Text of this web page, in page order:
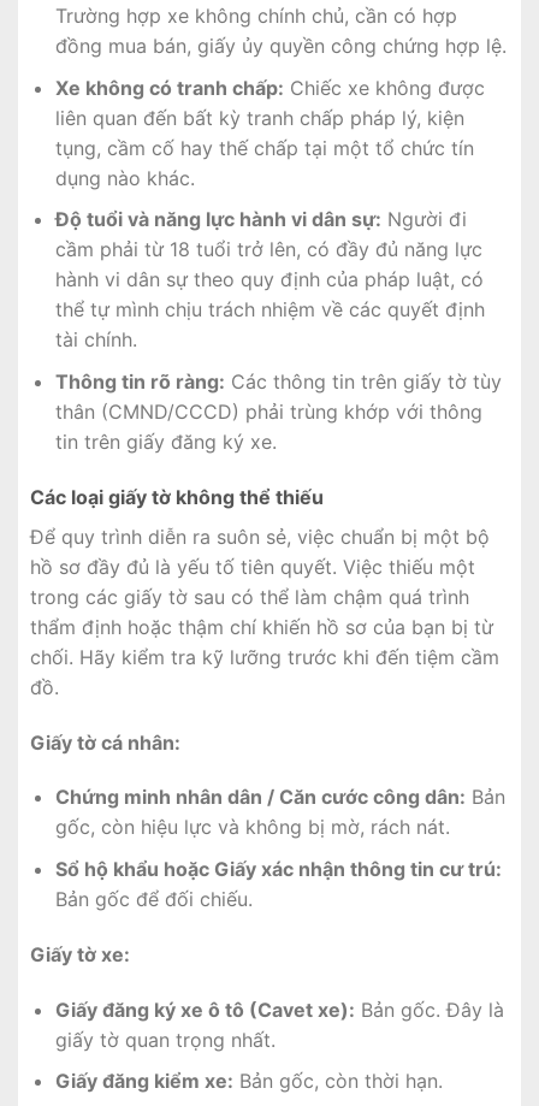
Trường hợp xe không chính chủ, cần có hợp
đồng mua bán, giấy ủy quyền công chứng hợp lệ.
Xe không có tranh chấp: Chiếc xe không được
liên quan đến bất kỳ tranh chấp pháp lý, kiện
tụng, cầm cố hay thế chấp tại một tổ chức tín
dụng nào khác.
Độ tuổi và năng lực hành vi dân sự: Người đi
cầm phải từ 18 tuổi trở lên, có đầy đủ năng lực
hành vi dân sự theo quy định của pháp luật, có
thể tự mình chịu trách nhiệm về các quyết định
tài chính.
Thông tin rõ ràng: Các thông tin trên giấy tờ tùy
thân (CMND/CCCD) phải trùng khớp với thông
tin trên giấy đăng ký xe.
Các loại giấy tờ không thể thiếu
Để quy trình diễn ra suôn sẻ, việc chuẩn bị một bộ
hồ sơ đầy đủ là yếu tố tiên quyết. Việc thiếu một
trong các giấy tờ sau có thể làm chậm quá trình
thẩm định hoặc thậm chí khiến hồ sơ của bạn bị từ
chối. Hãy kiểm tra kỹ lưỡng trước khi đến tiệm cầm
đồ.
Giấy tờ cá nhân:
Chứng minh nhân dân / Căn cước công dân: Bản
gốc, còn hiệu lực và không bị mờ, rách nát.
Sổ hộ khẩu hoặc Giấy xác nhận thông tin cư trú:
Bản gốc để đối chiếu.
Giấy tờ xe:
Giấy đăng ký xe ô tô (Cavet xe): Bản gốc. Đây là
giấy tờ quan trọng nhất.
Giấy đăng kiểm xe: Bản gốc, còn thời hạn.